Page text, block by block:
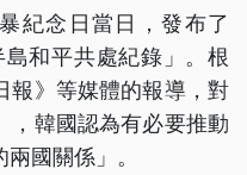
紀念日當日，發布了
島和平共處紀錄」。根
報》等媒體的報導，對
，韓國認為有必要推動
國關係」。